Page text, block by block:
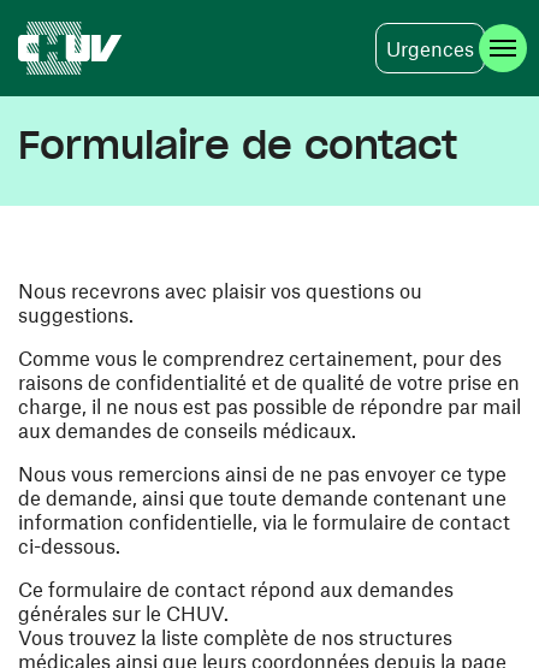
Urgences
Formulaire de contact
Nous recevrons avec plaisir vos questions ou
suggestions.
Comme vous le comprendrez certainement, pour des
raisons de confidentialité et de qualité de votre prise en
charge, il ne nous est pas possible de répondre par mail
aux demandes de conseils médicaux.
Nous vous remercions ainsi de ne pas envoyer ce type
de demande, ainsi que toute demande contenant une
information confidentielle, via le formulaire de contact
ci-dessous.
Ce formulaire de contact répond aux demandes
générales sur le CHUV.
Vous trouvez la liste complète de nos structures
médicales ainsi que leurs coordonnées depuis la page